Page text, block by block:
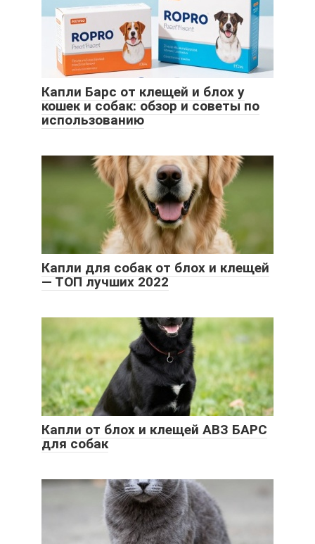
Капли Барс от клещей и блох у
кошек и собак: обзор и советы по
использованию
Капли для собак от блох и клещей
— ТОП лучших 2022
Капли от блох и клещей АВЗ БАРС
для собак